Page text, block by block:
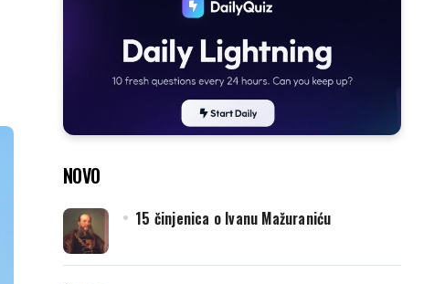
NOVO
15 činjenica o Ivanu Mažuraniću